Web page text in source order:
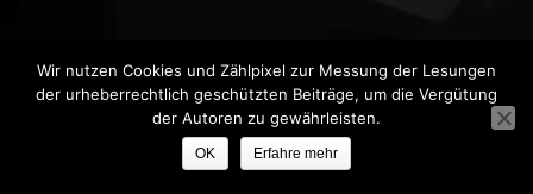
Wir nutzen Cookies und Zählpixel zur Messung der Lesungen
der urheberrechtlich geschützten Beiträge, um die Vergütung
der Autoren zu gewährleisten.
OK Erfahre mehr